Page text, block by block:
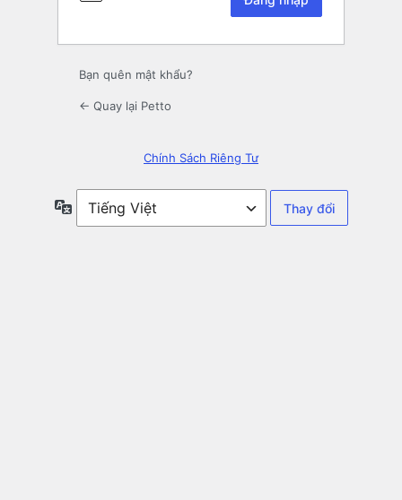
Bạn quên mật khẩu?
← Quay lại Petto
Chính Sách Riêng Tư
Ngôn
ngữ